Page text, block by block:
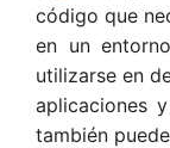
código que
en un
utilizarse en
aplicaciones
también